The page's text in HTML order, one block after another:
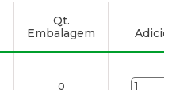
Qt.
Embalagem
0